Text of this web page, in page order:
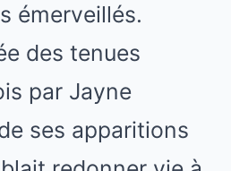
émerveillés.
des tenues
par Jayne
ses apparitions